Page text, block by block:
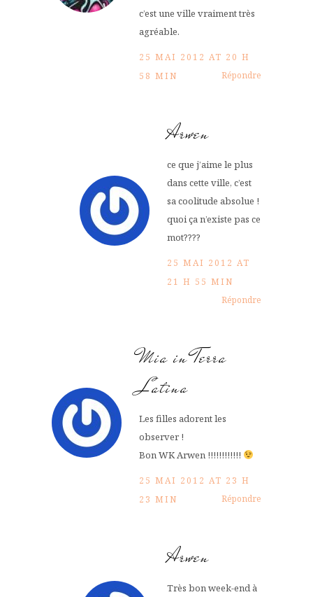
c’est une ville vraiment très
agréable.
25 MAI 2012 AT 20 H
58 MIN
Répondre
Arwen
ce que j’aime le plus
dans cette ville, c’est
sa coolitude absolue !
quoi ça n’existe pas ce
mot????
25 MAI 2012 AT
21 H 55 MIN
Répondre
Mia in Terra
Latina
Les filles adorent les
observer !
Bon WK Arwen !!!!!!!!!!!!
25 MAI 2012 AT 23 H
23 MIN
Répondre
Arwen
Très bon week-end à